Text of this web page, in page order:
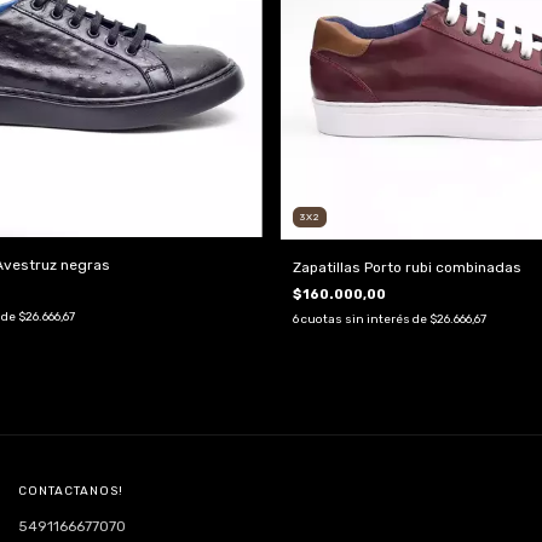
negras
$26.666,67
3X2
Zapatillas Porto rubi combinadas
$160.000,00
6 cuotas sin interés de $26.666,67
CONTACTANOS!
5491166677070